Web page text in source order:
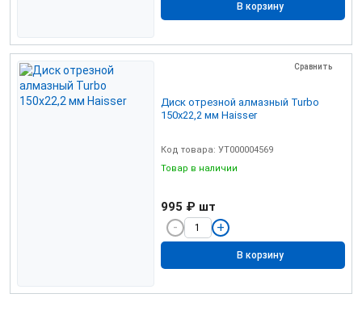
В корзину
Сравнить
Диск отрезной алмазный Turbo
150х22,2 мм Haisser
Код товара: УТ000004569
Товар в наличии
995 ₽ шт
В корзину